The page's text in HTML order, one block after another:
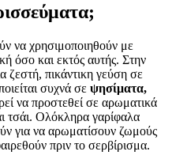
να χρησιμοποιηθούν με
όσο και εκτός αυτής. Στην
ζεστή, πικάντικη γεύση σε
συχνά σε ψησίματα,
να προστεθεί σε αρωματικά
τσάι. Ολόκληρα γαρίφαλα
για να αρωματίσουν ζωμούς
πριν το σερβίρισμα.